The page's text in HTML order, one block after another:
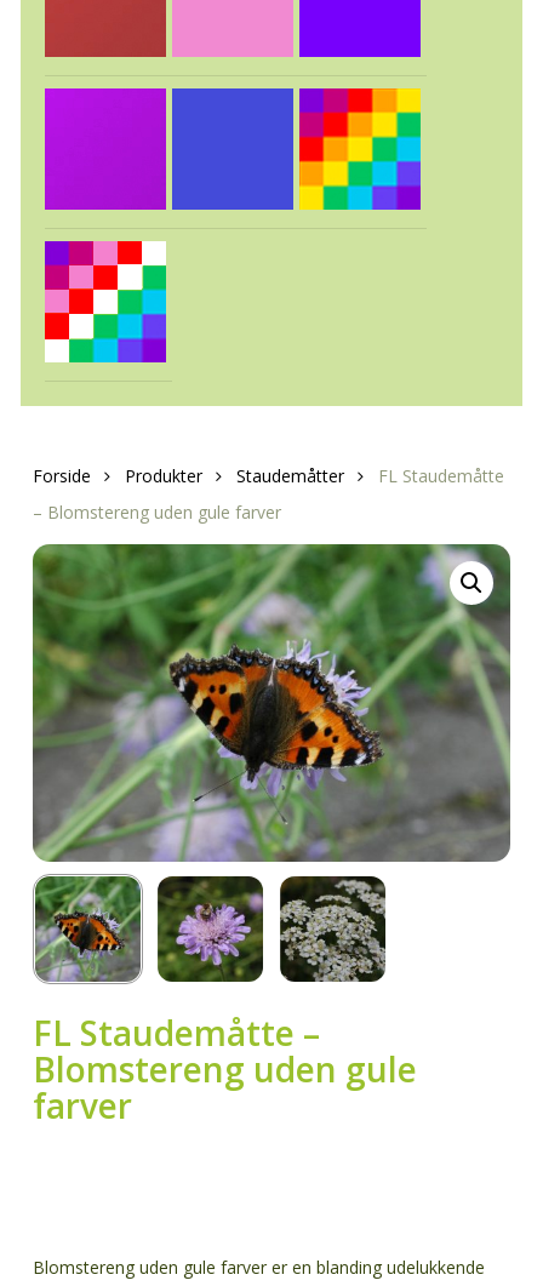
Forside Produkter Staudemåtter
FL Staudemåtte
– Blomstereng uden gule farver
FL Staudemåtte –
Blomstereng uden gule
farver
Blomstereng uden gule farver er en blanding udelukkende